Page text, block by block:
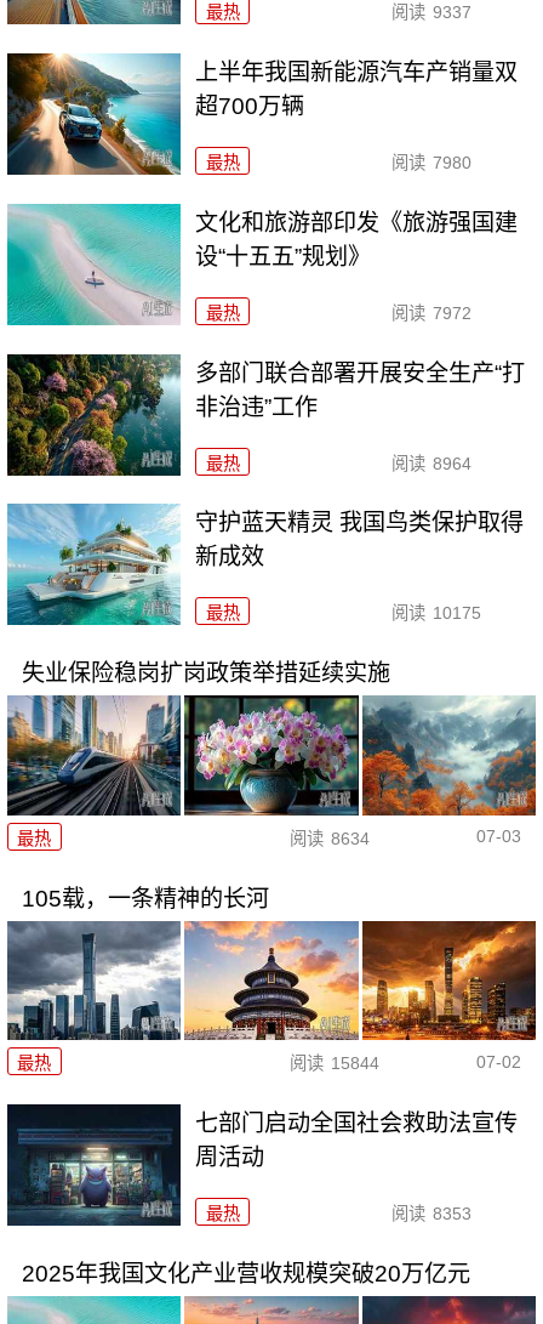
最热 阅读 9337
上半年我国新能源汽车产销量双
超700万辆
最热 阅读 7980
文化和旅游部印发《旅游强国建
设“十五五”规划》
最热 阅读 7972
多部门联合部署开展安全生产“打
非治违”工作
最热 阅读 8964
守护蓝天精灵 我国鸟类保护取得
新成效
最热 阅读 10175
失业保险稳岗扩岗政策举措延续实施
最热 阅读 8634 07-03
105载，一条精神的长河
最热 阅读 15844 07-02
七部门启动全国社会救助法宣传
周活动
最热 阅读 8353
2025年我国文化产业营收规模突破20万亿元